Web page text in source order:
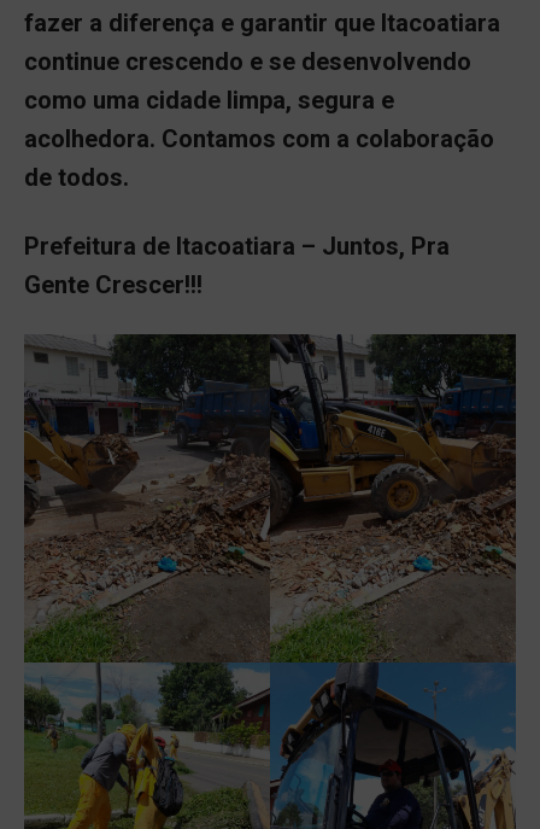
fazer a diferença e garantir que Itacoatiara
continue crescendo e se desenvolvendo
como uma cidade limpa, segura e
acolhedora. Contamos com a colaboração
de todos.
Prefeitura de Itacoatiara – Juntos, Pra
Gente Crescer!!!